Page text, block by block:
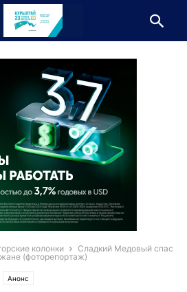
колонки
Сладкий Медовый спас
(фоторепортаж)
Анонс